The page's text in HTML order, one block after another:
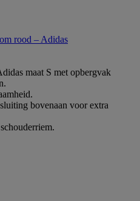
rood – Adidas
maat S met opbergvak
bovenaan voor extra